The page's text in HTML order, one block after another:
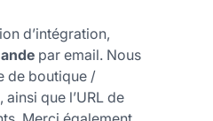
d’intégration,
par email. Nous
de boutique /
que l’URL de